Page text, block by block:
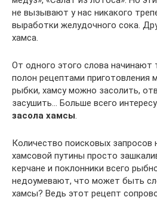
не вызывают у нас никакого
выработки желудочного сока.
хамса.
От одного этого слова начинают
полон рецептами приготовления
рыбки, хамсу можно засолить,
засушить… Больше всего
засола хамсы.
Количество поисковых запросов
хамсовой путины просто
керчане и поклонники всего
недоумевают, что может быть
хамсы? Ведь этот рецепт